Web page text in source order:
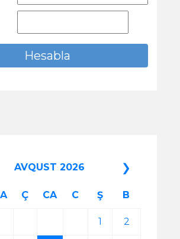
AVQUST 2026 ❯
Ç CA C Ş B
1 2